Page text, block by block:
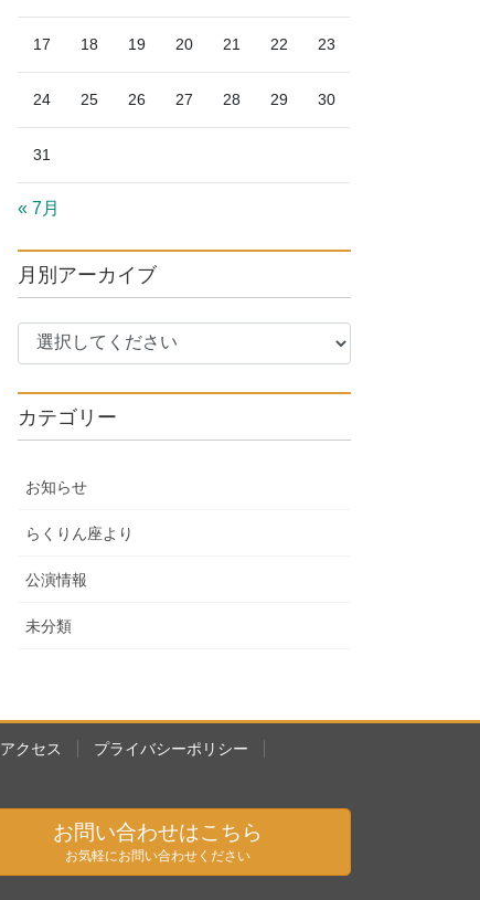
17 18 19 20 21 22 23
24 25 26 27 28 29 30
31
« 7月
月別アーカイブ
カテゴリー
お知らせ
らくりん座より
公演情報
未分類
アクセス プライバシーポリシー
お問い合わせはこちら
お気軽にお問い合わせください